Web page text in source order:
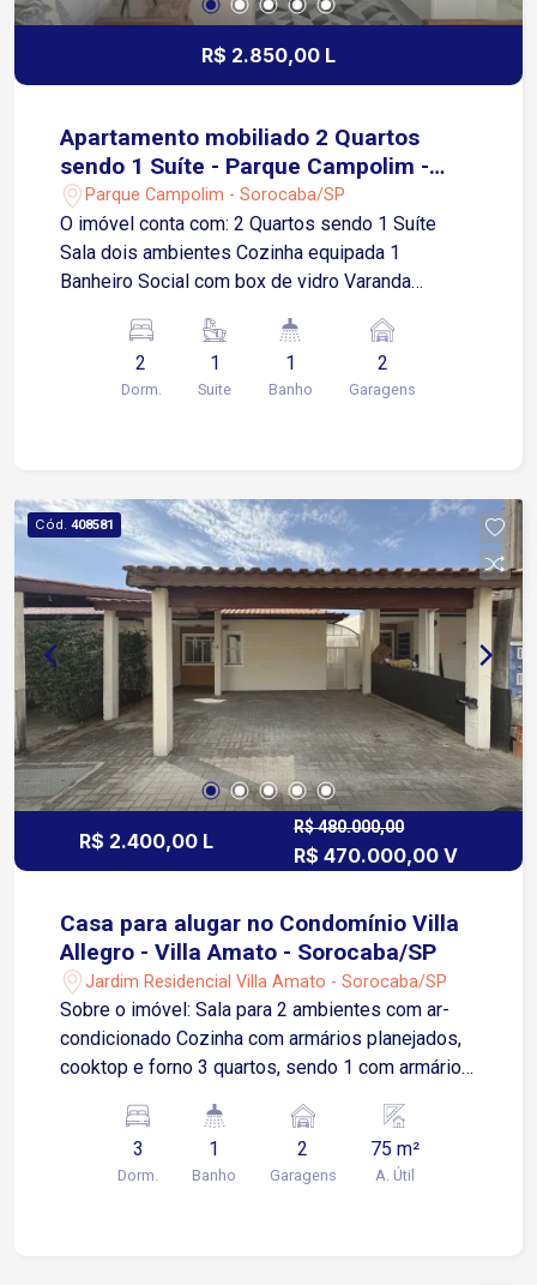
R$ 2.850,00 L
Apartamento mobiliado 2 Quartos
sendo 1 Suíte - Parque Campolim -
Sorocaba/SP
Parque Campolim - Sorocaba/SP
O imóvel conta com: 2 Quartos sendo 1 Suíte
Sala dois ambientes Cozinha equipada 1
Banheiro Social com box de vidro Varanda
condicionado! O condomínio dispõe de
infraestrutura de lazer e segurança, com portaria,
a aproximadamente 2 minutos da Rodovia
Raposo Tavares, facilitando o deslocamento para
diversas regiões da cidade e municípios
vizinhos. O Shopping Iguatemi Esplanada fica a
cerca de 5 minutos. Em um raio de poucos
minutos encontram-se importantes
supermercados, como Tauste Campolim (cerca
de 4 minutos) e Carrefour (aproximadamente 6
minutos), além de farmácias, academias, escolas,
padarias, bancos e uma ampla variedade de
restaurantes. O condomínio também está
próximo à Avenida Antônio Carlos Comitre (cerca
de 3 minutos) e à Avenida Washington Luiz
principais vias de Sorocaba, proporcionando fácil
acesso ao Centro da cidade, à Zona Industrial e
aos bairros da Zona Sul. Entre em contato e
agende sua visita!
2
Dorm.
1
Suite
1
Banho
2
Garagens
Cód. 408581
R$ 2.400,00 L
R$ 480.000,00
R$ 470.000,00 V
Casa para alugar no Condomínio Villa
Allegro - Villa Amato - Sorocaba/SP
Jardim Residencial Villa Amato - Sorocaba/SP
Sobre o imóvel: Sala para 2 ambientes com ar-
condicionado Cozinha com armários planejados,
cooktop e forno 3 quartos, sendo 1 com armários
com box Blindex e gabinete Área de serviço
Quintal com churrasqueira Garagem coberta para
2 carros 5 minutos da Rodovia Santos Dumont,
3
Dorm.
1
Banho
2
Garagens
75 m²
A. Útil